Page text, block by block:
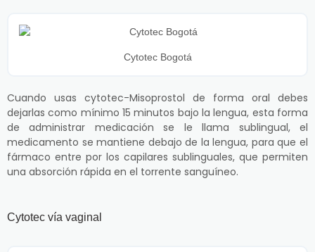
Cytotec Bogotá
Cuando usas cytotec-Misoprostol de forma oral debes
dejarlas como mínimo 15 minutos bajo la lengua, esta forma
de administrar medicación se le llama sublingual, el
medicamento se mantiene debajo de la lengua, para que el
fármaco entre por los capilares sublinguales, que permiten
una absorción rápida en el torrente sanguíneo.
Cytotec vía vaginal